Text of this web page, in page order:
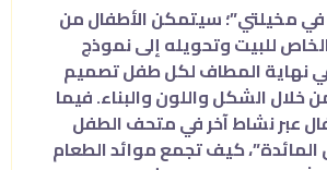
مخيلتي”؛ سيتمكن الأطفال من
للبيت وتحويله إلى نموذج
نهاية المطاف لكل طفل تصميم
الشكل واللون والبناء. فيما
عبر نشاط آخر في متحف الطفل
كيف تجمع موائد الطعام